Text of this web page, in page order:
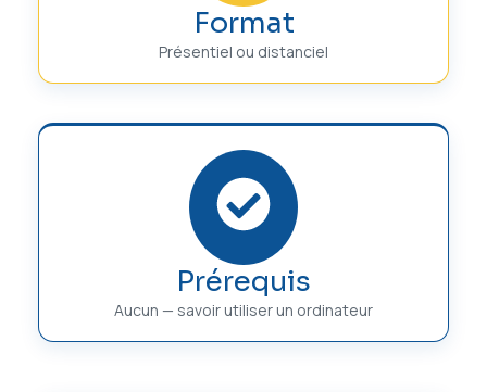
Format
Présentiel ou distanciel
Prérequis
Aucun — savoir utiliser un ordinateur